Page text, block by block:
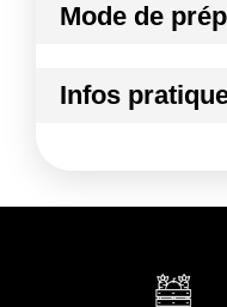
PS (6)
Opérations
Mode de
Contact alimentaire
Infos
quelconque
quelconque source